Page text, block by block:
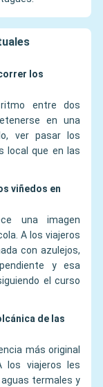
los
entre dos
en una
ver pasar los
local que en las
viñedos en
una imagen
A los viajeros
con azulejos,
y esa
el curso
de las
más original
los viajeros les
termales y